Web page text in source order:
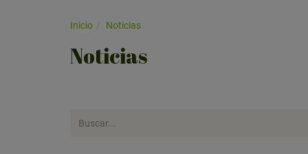
Inicio Noticias
Noticias
Realiza